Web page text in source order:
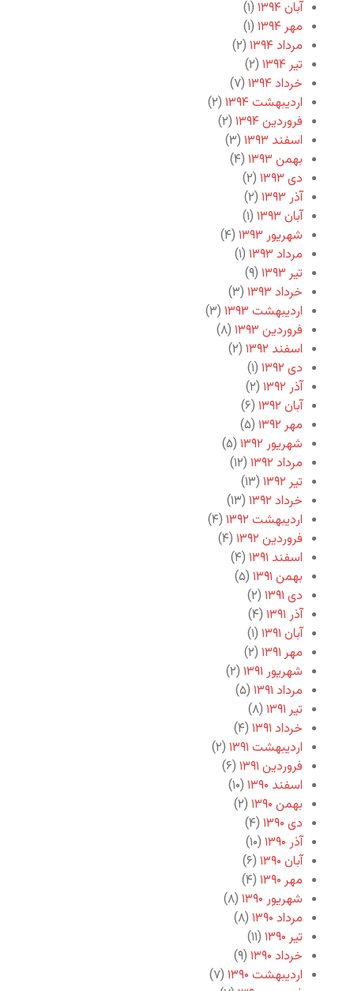
آبان ۱۳۹۴
(۱)
مهر ۱۳۹۴
(۱)
مرداد ۱۳۹۴
(۲)
تیر ۱۳۹۴
(۲)
خرداد ۱۳۹۴
(۷)
اردیبهشت ۱۳۹۴
(۲)
فروردین ۱۳۹۴
(۲)
اسفند ۱۳۹۳
(۳)
بهمن ۱۳۹۳
(۴)
دی ۱۳۹۳
(۲)
آذر ۱۳۹۳
(۲)
آبان ۱۳۹۳
(۱)
شهریور ۱۳۹۳
(۴)
مرداد ۱۳۹۳
(۱)
تیر ۱۳۹۳
(۹)
خرداد ۱۳۹۳
(۳)
اردیبهشت ۱۳۹۳
(۳)
فروردین ۱۳۹۳
(۸)
اسفند ۱۳۹۲
(۲)
دی ۱۳۹۲
(۱)
آذر ۱۳۹۲
(۲)
آبان ۱۳۹۲
(۶)
مهر ۱۳۹۲
(۵)
شهریور ۱۳۹۲
(۵)
مرداد ۱۳۹۲
(۱۲)
تیر ۱۳۹۲
(۱۳)
خرداد ۱۳۹۲
(۱۳)
اردیبهشت ۱۳۹۲
(۴)
فروردین ۱۳۹۲
(۴)
اسفند ۱۳۹۱
(۴)
بهمن ۱۳۹۱
(۵)
دی ۱۳۹۱
(۲)
آذر ۱۳۹۱
(۴)
آبان ۱۳۹۱
(۱)
مهر ۱۳۹۱
(۲)
شهریور ۱۳۹۱
(۲)
مرداد ۱۳۹۱
(۵)
تیر ۱۳۹۱
(۸)
خرداد ۱۳۹۱
(۴)
اردیبهشت ۱۳۹۱
(۲)
فروردین ۱۳۹۱
(۶)
اسفند ۱۳۹۰
(۱۰)
بهمن ۱۳۹۰
(۲)
دی ۱۳۹۰
(۴)
آذر ۱۳۹۰
(۱۰)
آبان ۱۳۹۰
(۶)
مهر ۱۳۹۰
(۴)
شهریور ۱۳۹۰
(۸)
مرداد ۱۳۹۰
(۸)
تیر ۱۳۹۰
(۱۱)
خرداد ۱۳۹۰
(۹)
اردیبهشت ۱۳۹۰
(۷)